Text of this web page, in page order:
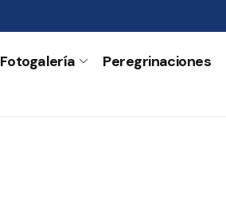
Fotogalería Peregrinaciones